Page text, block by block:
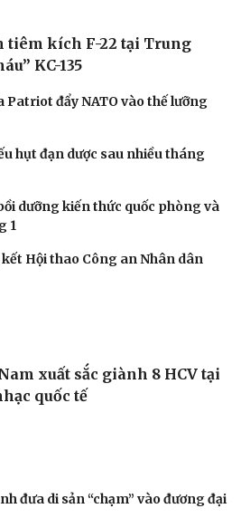
hoạt động các cơ sở giết mổ
2026
Vàng trong nước có giá 139,2-
8: Giá cà phê đồng loạt tăng trên
7/8: Giá dầu tăng do lo ngại về kế
8: Tỷ giá trung tâm nâng lên mốc
PHÒNG
kích F-22 tại Trung
Patriot đẩy NATO vào thế lưỡng